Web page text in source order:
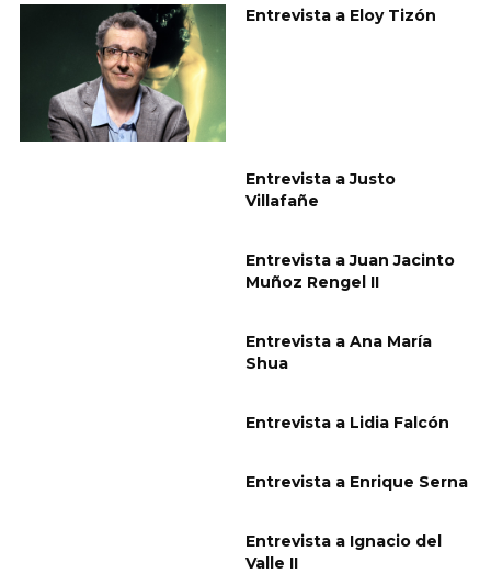
Entrevista a Eloy Tizón
Entrevista a Justo
Villafañe
Entrevista a Juan Jacinto
Muñoz Rengel II
Entrevista a Ana María
Shua
Entrevista a Lidia Falcón
Entrevista a Enrique Serna
Entrevista a Ignacio del
Valle II